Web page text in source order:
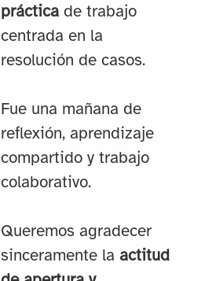
prácticade trabajo
centrada en la
resolución de casos.
Fue una mañana de
reflexión, aprendizaje
compartido y trabajo
colaborativo.
Queremos agradecer
sinceramente la actitud